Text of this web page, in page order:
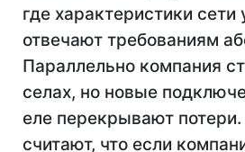
где характеристики сети
отвечают требованиям
Параллельно компания
селах, но новые
еле перекрывают
считают, что если